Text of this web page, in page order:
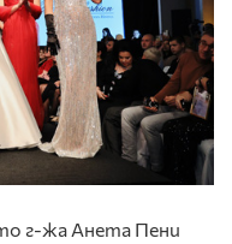
г-жа Анета Пени